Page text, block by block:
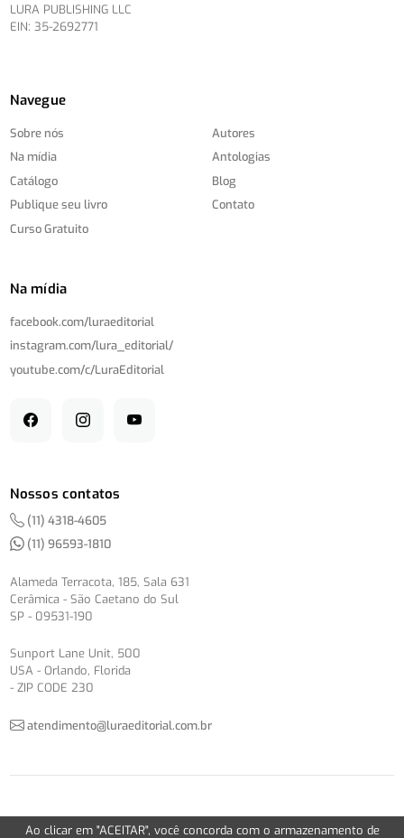
LURA PUBLISHING LLC
EIN: 35-2692771
Navegue
Sobre nós
Na mídia
Catálogo
Publique seu livro
Curso Gratuito
Autores
Antologias
Blog
Contato
Na mídia
facebook.com/luraeditorial
instagram.com/lura_editorial/
youtube.com/c/LuraEditorial
Nossos contatos
(11) 4318-4605
(11) 96593-1810
Alameda Terracota, 185, Sala 631
Cerâmica - São Caetano do Sul
SP - 09531-190
Sunport Lane Unit, 500
USA - Orlando, Florida
- ZIP CODE 230
atendimento@luraeditorial.com.br
© Copyright 2012-2026 -Política de Privacidade
Ao clicar em "ACEITAR", você concorda com o armazenamento de